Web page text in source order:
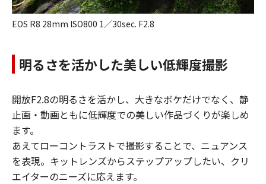
EOS R8 28mm ISO800 1／30sec. F2.8
明るさを活かした美しい低輝度撮影
開放F2.8の明るさを活かし、大きなボケだけでなく、静
止画・動画ともに低輝度での美しい作品づくりが楽しめ
ます。
あえてローコントラストで撮影することで、ニュアンス
を表現。キットレンズからステップアップしたい、クリ
エイターのニーズに応えます。